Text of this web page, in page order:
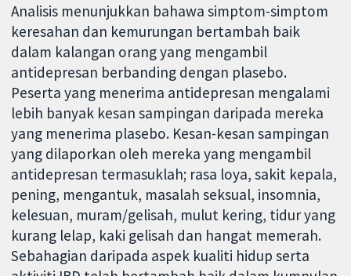
Analisis menunjukkan bahawa simptom-simptom
keresahan dan kemurungan bertambah baik
dalam kalangan orang yang mengambil
antidepresan berbanding dengan plasebo.
Peserta yang menerima antidepresan mengalami
lebih banyak kesan sampingan daripada mereka
yang menerima plasebo. Kesan-kesan sampingan
yang dilaporkan oleh mereka yang mengambil
antidepresan termasuklah; rasa loya, sakit kepala,
pening, mengantuk, masalah seksual, insomnia,
kelesuan, muram/gelisah, mulut kering, tidur yang
kurang lelap, kaki gelisah dan hangat memerah.
Sebahagian daripada aspek kualiti hidup serta